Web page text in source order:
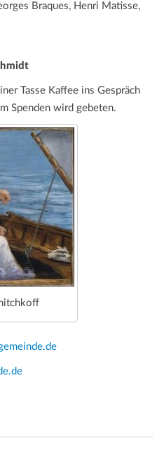
Braques, Henri Matisse,
Tasse Kaffee ins Gespräch
Spenden wird gebeten.